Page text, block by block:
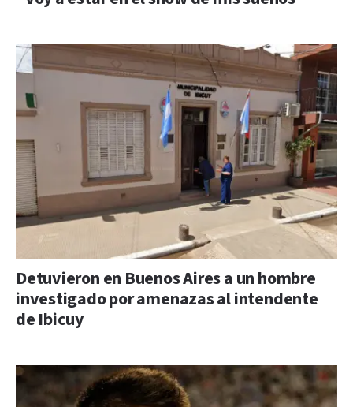
Detuvieron en Buenos Aires a un hombre
investigado por amenazas al intendente
de Ibicuy